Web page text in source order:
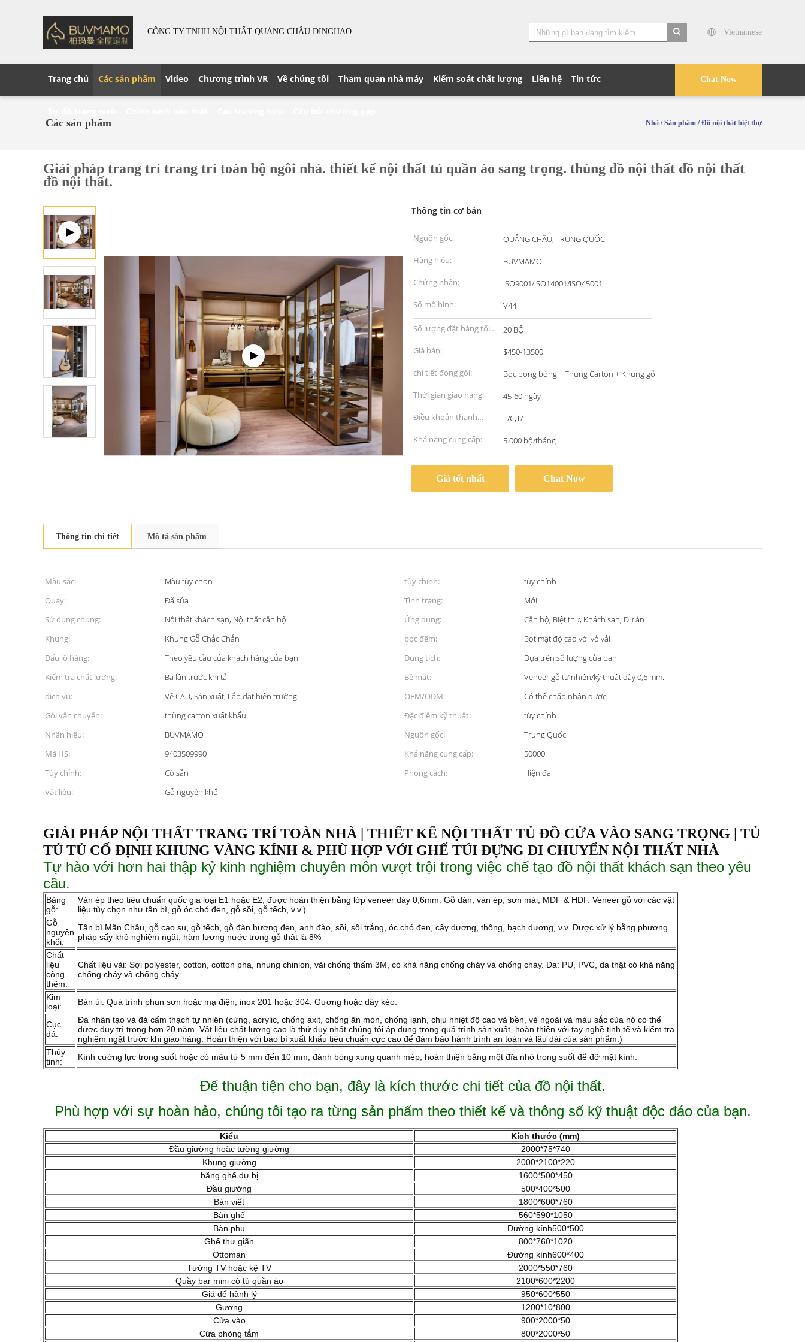
CÔNG TY TNHH NỘI THẤT QUẢNG CHÂU DINGHAO
Vietnamese
Chat Now
Trang chủ Các sản phẩm Video Chương trình VR Về chúng tôi Tham quan nhà máy Kiểm soát chất lượng Liên hệ Tin tức
Các sản phẩm Nhà /Sản phẩm /Đồ nội thất biệt thự
Giải pháp trang trí trang trí toàn bộ ngôi nhà. thiết kế nội thất tủ quần áo sang trọng. thùng đồ nội thất đồ nội thất
đồ nội thất.
Thông tin cơ bản
Nguồn gốc:
QUẢNG CHÂU, TRUNG QUỐC
Hàng hiệu:
BUVMAMO
Chứng nhận:
ISO9001/ISO14001/ISO45001
Số mô hình:
V44
Số lượng đặt hàng tối
thiểu:
20 BỘ
Giá bán:
$450-13500
chi tiết đóng gói:
Bọc bong bóng + Thùng Carton + Khung gỗ
Thời gian giao hàng:
45-60 ngày
Điều khoản thanh
toán:
L/C,T/T
Khả năng cung cấp:
5.000 bộ/tháng
Giá tốt nhất Chat Now
Thông tin chi tiết Mô tả sản phẩm
Màu sắc: Màu tùy chọn tùy chỉnh:
tùy chỉnh
Quay:
Đã sửa Tình trạng:
Mới
Sử dụng chung:
Nội thất khách sạn, Nội thất căn hộ Ứng dụng:
Căn hộ, Biệt thự, Khách sạn, Dự án
Khung:
Khung Gỗ Chắc Chắn bọc đệm:
Bọt mật độ cao với vỏ vải
Dấu lô hàng:
Theo yêu cầu của khách hàng của bạn Dung tích:
Dựa trên số lượng của bạn
Kiểm tra chất lượng:
Ba lần trước khi tải Bề mặt:
Veneer gỗ tự nhiên/kỹ thuật dày 0,6 mm.
dịch vụ:
Vẽ CAD, Sản xuất, Lắp đặt hiện trường. OEM/ODM:
Có thể chấp nhận được
Gói vận chuyển:
thùng carton xuất khẩu Đặc điểm kỹ thuật:
tùy chỉnh
Nhãn hiệu:
BUVMAMO Nguồn gốc:
Trung Quốc
Mã HS:
9403509990 Khả năng cung cấp:
50000
Tùy chỉnh:
Có sẵn Phong cách:
Hiện đại
Vật liệu:
Gỗ nguyên khối
GIẢI PHÁP NỘI THẤT TRANG TRÍ TOÀN NHÀ | THIẾT KẾ NỘI THẤT TỦ ĐỒ CỬA VÀO SANG TRỌNG | TỦ
TỦ TỦ CỐ ĐỊNH KHUNG VÀNG KÍNH & PHÙ HỢP VỚI GHẾ TÚI ĐỰNG DI CHUYỂN NỘI THẤT NHÀ
Tự hào với hơn hai thập kỷ kinh nghiệm chuyên môn vượt trội trong việc chế tạo đồ nội thất khách sạn theo yêu
cầu.
Bảng
gỗ:
Ván ép theo tiêu chuẩn quốc gia loại E1 hoặc E2, được hoàn thiện bằng lớp veneer dày 0,6mm. Gỗ dán, ván ép, sơn mài, MDF & HDF. Veneer gỗ với các vật
liệu tùy chọn như tần bì, gỗ óc chó đen, gỗ sồi, gỗ tếch, v.v.)
Gỗ
nguyên
khối:
Tần bì Mãn Châu, gỗ cao su, gỗ tếch, gỗ đàn hương đen, anh đào, sồi, sồi trắng, óc chó đen, cây dương, thông, bạch dương, v.v. Được xử lý bằng phương
pháp sấy khô nghiêm ngặt, hàm lượng nước trong gỗ thật là 8%
Chất
liệu
cộng
thêm:
Chất liệu vải: Sợi polyester, cotton, cotton pha, nhung chinlon, vải chống thấm 3M, có khả năng chống cháy và chống cháy. Da: PU, PVC, da thật có khả năng
chống cháy và chống cháy.
Kim
loại:
Bàn ủi: Quá trình phun sơn hoặc mạ điện, inox 201 hoặc 304. Gương hoặc dây kéo.
Cục
đá:
Đá nhân tạo và đá cẩm thạch tự nhiên (cứng, acrylic, chống axit, chống ăn mòn, chống lạnh, chịu nhiệt độ cao và bền, vẻ ngoài và màu sắc của nó có thể
được duy trì trong hơn 20 năm. Vật liệu chất lượng cao là thứ duy nhất chúng tôi áp dụng trong quá trình sản xuất, hoàn thiện với tay nghề tinh tế và kiểm tra
nghiêm ngặt trước khi giao hàng. Hoàn thiện với bao bì xuất khẩu tiêu chuẩn cực cao để đảm bảo hành trình an toàn và lâu dài của sản phẩm.)
Thủy
tinh:
Kính cường lực trong suốt hoặc có màu từ 5 mm đến 10 mm, đánh bóng xung quanh mép, hoàn thiện bằng một đĩa nhỏ trong suốt để đỡ mặt kính.
Để thuận tiện cho bạn, đây là kích thước chi tiết của đồ nội thất.
Phù hợp với sự hoàn hảo, chúng tôi tạo ra từng sản phẩm theo thiết kế và thông số kỹ thuật độc đáo của bạn.
Kiểu
Kích thước (mm)
Đầu giường hoặc tường giường
2000*75*740
Khung giường
2000*2100*220
băng ghế dự bị
1600*500*450
Đầu giường
500*400*500
Bàn viết
1800*600*760
Bàn ghế
560*590*1050
Bàn phụ
Đường kính500*500
Ghế thư giãn
800*760*1020
Ottoman
Đường kính600*400
Tường TV hoặc kệ TV
2000*550*760
Quầy bar mini có tủ quần áo
2100*600*2200
Giá để hành lý
950*600*550
Gương
1200*10*800
Cửa vào
900*2000*50
Cửa phòng tắm
800*2000*50